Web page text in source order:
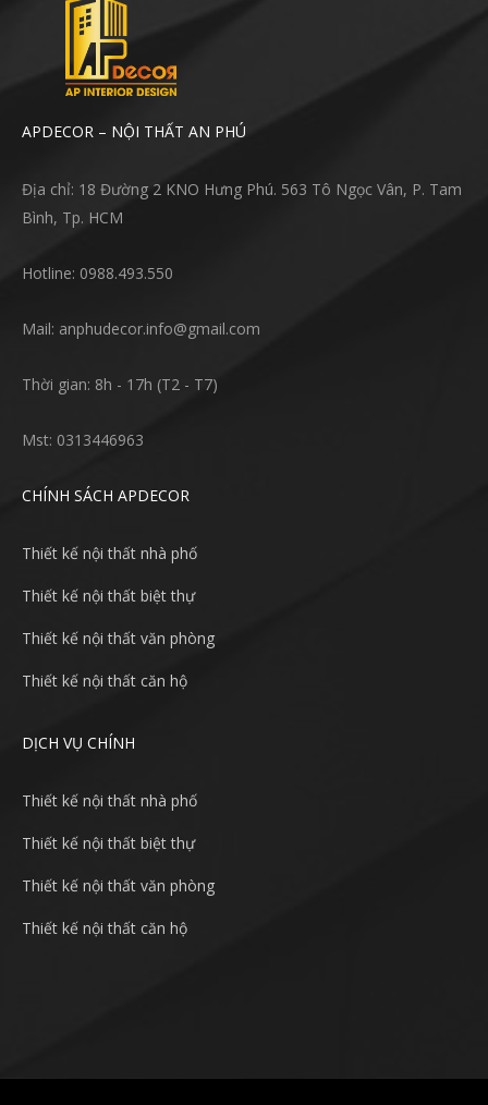
APDECOR – NỘI THẤT AN PHÚ
Địa chỉ: 18 Đường 2 KNO Hưng Phú. 563 Tô Ngọc Vân, P. Tam
Bình, Tp. HCM
Hotline: 0988.493.550
Mail: anphudecor.info@gmail.com
Thời gian: 8h - 17h (T2 - T7)
Mst: 0313446963
CHÍNH SÁCH APDECOR
Thiết kế nội thất nhà phố
Thiết kế nội thất biệt thự
Thiết kế nội thất văn phòng
Thiết kế nội thất căn hộ
DỊCH VỤ CHÍNH
Thiết kế nội thất nhà phố
Thiết kế nội thất biệt thự
Thiết kế nội thất văn phòng
Thiết kế nội thất căn hộ